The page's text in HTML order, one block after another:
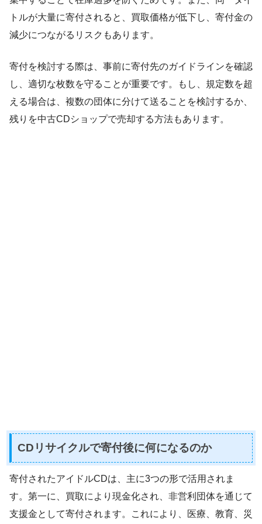
トルが大量に寄付されると、買取価格が低下し、寄付金の
減少につながるリスクもあります。
寄付を検討する際は、事前に寄付先のガイドラインを確認
し、適切な枚数を守ることが重要です。もし、規定数を超
える場合は、複数の団体に分けて送ることを検討するか、
残りを中古CDショップで売却する方法もあります。
CDリサイクルで寄付後に何になるのか
寄付されたアイドルCDは、主に3つの形で活用されま
す。第一に、買取により現金化され、非営利団体を通じて
支援金として寄付されます。これにより、医療、教育、災